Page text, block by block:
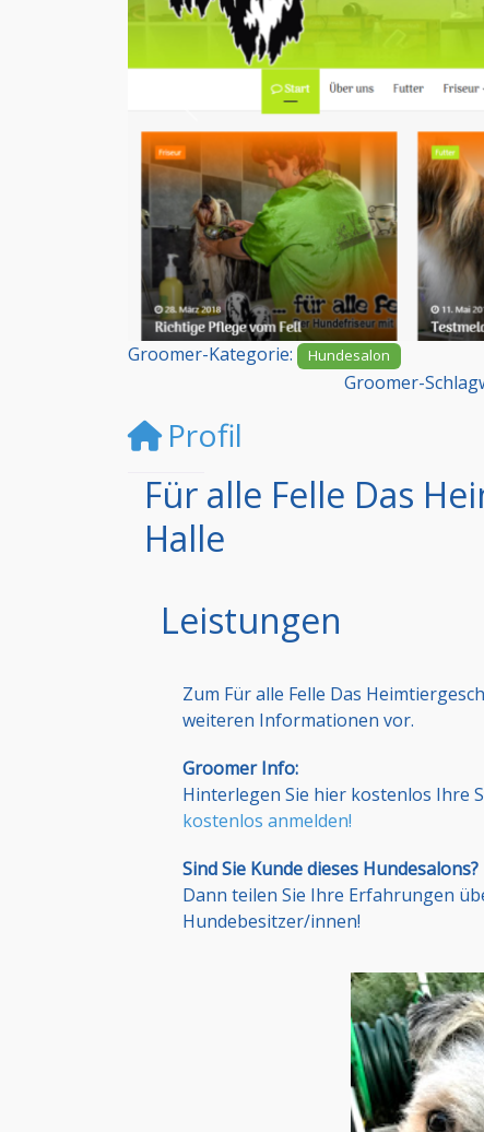
Vorheriges
Groomer-Kategorie: Hundesalon
Groomer-
Profil
Für alle Felle Das
Halle
Leistungen
Zum Für alle Felle Das
weiteren Informationen vor.
Groomer Info:
Hinterlegen Sie hier kostenlos Ihre
kostenlos anmelden!
Sind Sie Kunde dieses Hundesalons?
Dann teilen Sie Ihre Erfahrungen
Hundebesitzer/innen!